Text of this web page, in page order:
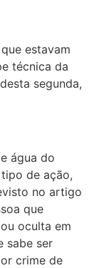
estavam
técnica da
segunda,
água do
de ação,
no artigo
que
oculta em
sabe ser
crime de